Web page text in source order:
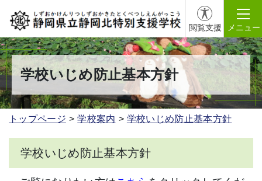
閲覧支援 メニュー
学校いじめ防止基本方針
トップページ 学校案内 学校いじめ防止基本方針
学校いじめ防止基本方針